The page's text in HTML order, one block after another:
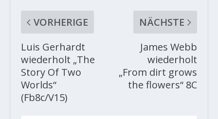
VORHERIGE
Luis Gerhardt
wiederholt „The
Story Of Two
Worlds“
(Fb8c/V15)
NÄCHSTE
James Webb
wiederholt
„From dirt grows
the flowers“ 8C